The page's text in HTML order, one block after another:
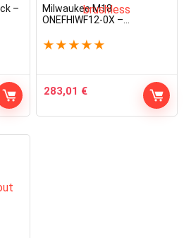
–
Milwaukee M18
ONEFHIWF12-0X –
fil 18V Li-Ion (machine
★ ★ ★ ★ ★
283,01 €